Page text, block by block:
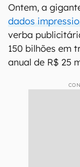
Ontem, a
dados
verba
150 bilhões em
anual de R$ 25